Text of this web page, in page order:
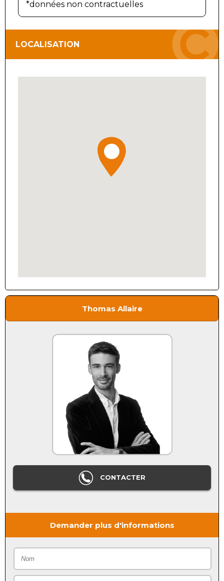
*données non contractuelles
LOCALISATION
Thomas Allaire
CONTACTER
Demander plus d'informations